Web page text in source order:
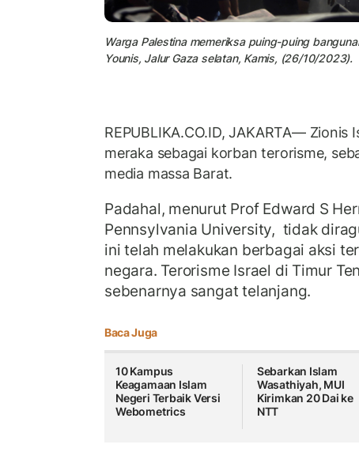
Warga Palestina memeriksa puing-puing
Younis, Jalur Gaza selatan, Kamis, (26/10/2023).
REPUBLIKA.CO.ID, JAKARTA— Zionis
meraka sebagai korban terorisme,
media massa Barat.
Padahal, menurut Prof Edward S
Pennsylvania University, tidak
ini telah melakukan berbagai aksi
negara. Terorisme Israel di Timur
sebenarnya sangat telanjang.
Baca Juga
10 Kampus
Keagamaan Islam
Negeri Terbaik Versi
Webometrics
Sebarkan Islam
Wasathiyah, MUI
Kirimkan 20 Dai ke
NTT